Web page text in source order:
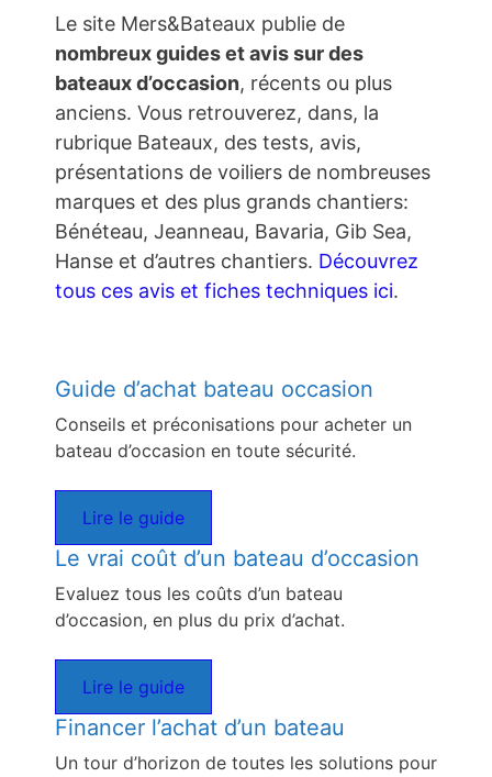
Le site Mers&Bateaux publie de
nombreux guides et avis sur des
bateaux d’occasion, récents ou plus
anciens. Vous retrouverez, dans, la
rubrique Bateaux, des tests, avis,
présentations de voiliers de nombreuses
marques et des plus grands chantiers:
Bénéteau, Jeanneau, Bavaria, Gib Sea,
Hanse et d’autres chantiers. Découvrez
tous ces avis et fiches techniques ici.
Guide d’achat bateau occasion
Conseils et préconisations pour acheter un
bateau d’occasion en toute sécurité.
Lire le guide
Le vrai coût d’un bateau d’occasion
Evaluez tous les coûts d’un bateau
d’occasion, en plus du prix d’achat.
Lire le guide
Financer l’achat d’un bateau
Un tour d’horizon de toutes les solutions pour